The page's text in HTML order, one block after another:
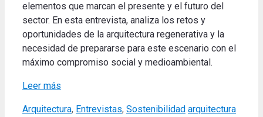
elementos que marcan el presente y el futuro del
sector. En esta entrevista, analiza los retos y
oportunidades de la arquitectura regenerativa y la
necesidad de prepararse para este escenario con el
máximo compromiso social y medioambiental.
Leer más
Categories
Arquitectura, Entrevistas, Sostenibilidad Tags
arquitectura